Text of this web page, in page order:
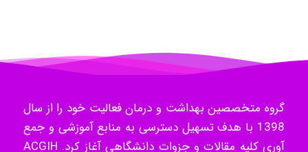
Radman Amini
Mohammad
گروه متخصصین بهداشت و درمان فعالیت خود را از سال
1398 با هدف تسهیل دسترسی به منابع آموزشی و جمع
آوری کلیه مقالات و جزوات دانشگاهی آغاز کرد. ACGIH